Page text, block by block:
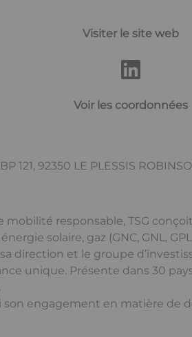
Visiter le site web
Voir les coordonnées
121, 92350 LE PLESSIS
responsable, TSG
solaire, gaz (GNC, GNL,
direction et le groupe
unique. Présente dans 30
son engagement en matière